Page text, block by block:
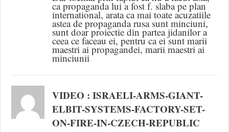
ca propaganda lui a fost f. slaba pe plan
international, arata ca mai toate acuzatiile
astea de propaganda rusa sunt minciuni,
sunt doar proiectie din partea jidanilor a
ceea ce faceau ei, pentru ca ei sunt marii
maestri ai propagandei, marii maestri ai
minciunii
VIDEO : ISRAELI-ARMS-GIANT-
ELBIT-SYSTEMS-FACTORY-SET-
ON-FIRE-IN-CZECH-REPUBLIC